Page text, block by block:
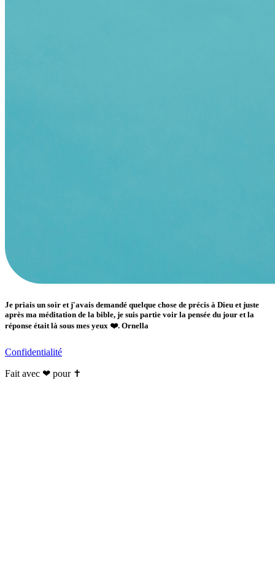
Je priais un soir et j'avais demandé quelque chose de précis à Dieu et juste
après ma méditation de la bible, je suis partie voir la pensée du jour et la
réponse était là sous mes yeux ❤️. Ornella
Confidentialité
Fait avec ❤ pour ✝️️